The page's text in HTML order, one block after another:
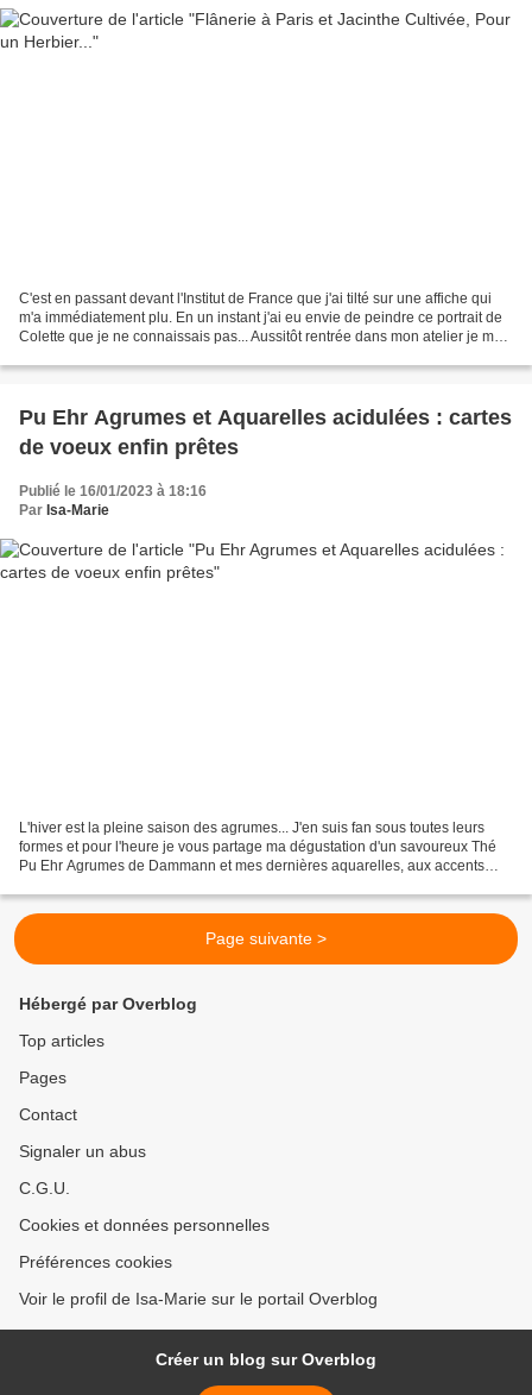
C'est en passant devant l'Institut de France que j'ai tilté sur une affiche qui
m'a immédiatement plu. En un instant j'ai eu envie de peindre ce portrait de
Colette que je ne connaissais pas... Aussitôt rentrée dans mon atelier je me
Pu Ehr Agrumes et Aquarelles acidulées : cartes
de voeux enfin prêtes
Publié le 16/01/2023 à 18:16
Par Isa-Marie
L'hiver est la pleine saison des agrumes... J'en suis fan sous toutes leurs
formes et pour l'heure je vous partage ma dégustation d'un savoureux Thé
Pu Ehr Agrumes de Dammann et mes dernières aquarelles, aux accents
Page suivante >
Hébergé par Overblog
Top articles
Pages
Contact
Signaler un abus
C.G.U.
Cookies et données personnelles
Préférences cookies
Voir le profil de Isa-Marie sur le portail Overblog
Créer un blog sur Overblog